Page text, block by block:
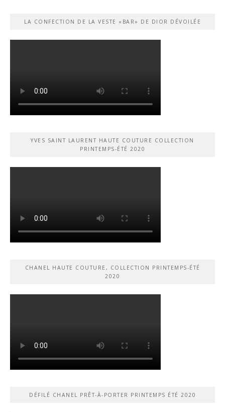
LA CONFECTION DE LA VESTE «BAR» DE DIOR DÉVOILÉE
YVES SAINT LAURENT HAUTE COUTURE COLLECTION
PRINTEMPS-ÉTÉ 2020
CHANEL HAUTE COUTURE, COLLECTION PRINTEMPS-ÉTÉ
2020
DÉFILÉ CHANEL PRÊT-À-PORTER PRINTEMPS ÉTÉ 2020